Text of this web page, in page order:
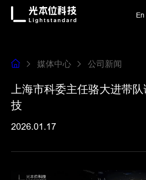
En
媒体中心 公司新闻
上海市科委主任骆大进带
技
2026.01.17